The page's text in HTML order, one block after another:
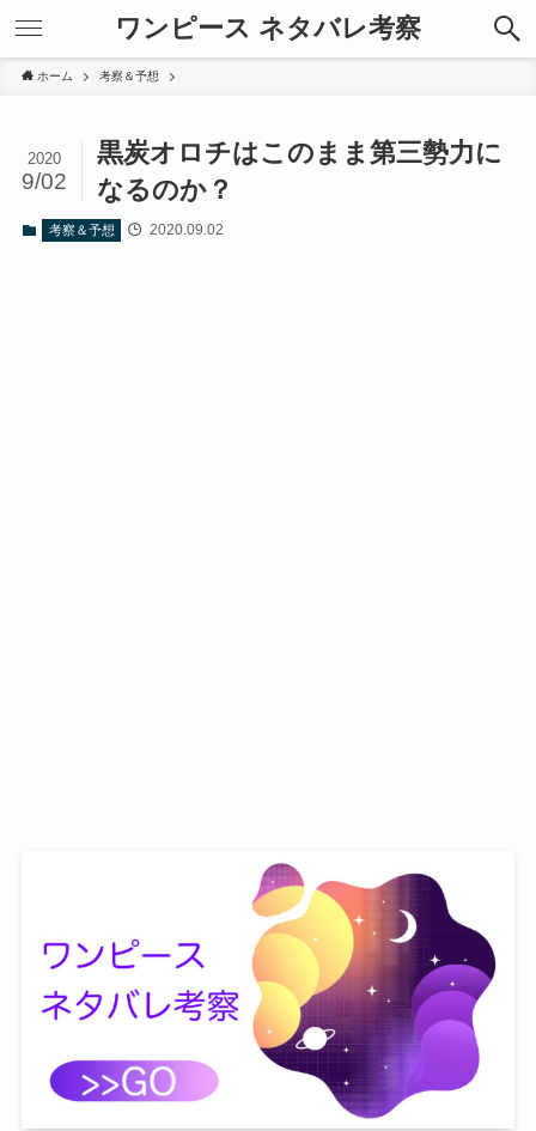
ワンピース ネタバレ考察
ホーム 考察＆予想
黒炭オロチはこのまま第三勢力に
なるのか？
2020
9/02
考察＆予想 2020.09.02